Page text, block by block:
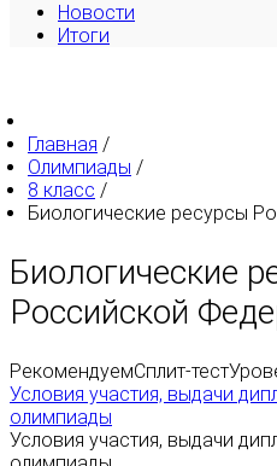
Новости
Итоги
Главная /
Олимпиады /
8 класс /
Биологические ресурсы
Биологические
Российской
РекомендуемСплит-тест
Условия участия, выдачи
олимпиады
Условия участия, выдачи